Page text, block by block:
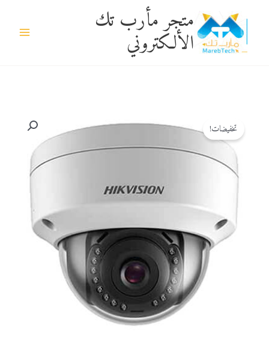
المحتوى
متجر مأرب تك
الألكتروني
تخفيضات!الأصلي
هو:
130 $.
الحالي
هو:
6ميجا
2CD2163GO-
I/6MP/DOME/2.8MM